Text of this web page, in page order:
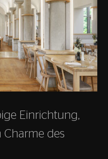
Einrichtung,
Charme des